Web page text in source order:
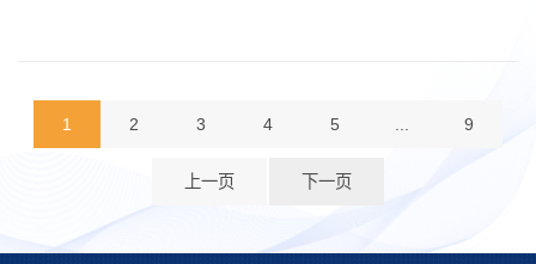
1 2 3 4 5 ... 9
上一页 下一页